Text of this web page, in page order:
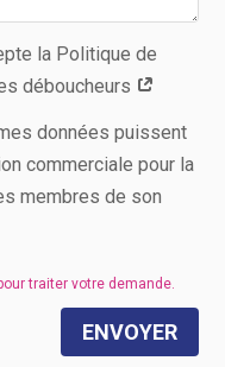
la Politique de
déboucheurs
données puissent
commerciale pour la
membres de son
ENVOYER